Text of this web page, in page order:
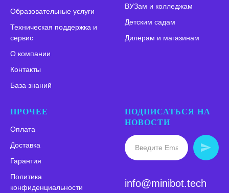
Образовательные услуги
Техническая поддержка и
сервис
О компании
Контакты
База знаний
ВУЗам и колледжам
Детским садам
Дилерам и магазинам
ПРОЧЕЕ
Оплата
Доставка
Гарантия
Политика
конфиденциальности
ПОДПИСАТЬСЯ НА
НОВОСТИ
info@minibot.tech